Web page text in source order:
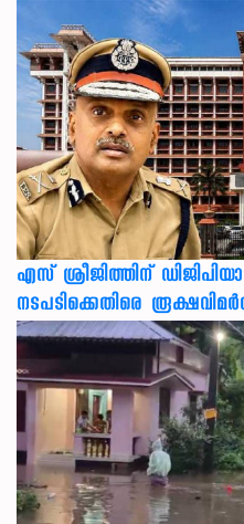
എസ് ശ്രീജിത്തിന്
നടപടിക്കെതിരെ